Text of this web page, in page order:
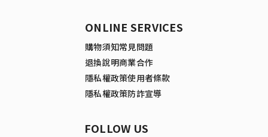
ONLINE SERVICES
購物須知常見問題
退換說明商業合作
隱私權政策使用者條款
隱私權政策防詐宣導
FOLLOW US